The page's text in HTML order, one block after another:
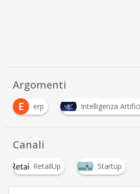
Argomenti
E
erp Intelligenza
Canali
RetailUp Startup